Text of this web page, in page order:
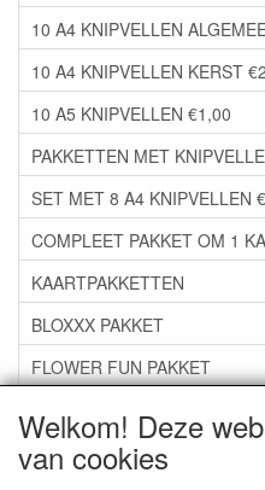
Welkom! Deze
van cookies
10 A4 KNIPVELLEN
10 A4 KNIPVELLEN KERST
10 A5 KNIPVELLEN €1,00
PAKKETTEN MET
SET MET 8 A4 KNIPVELLEN
COMPLEET PAKKET OM 1
KAARTPAKKETTEN
BLOXXX PAKKET
FLOWER FUN PAKKET
***GROEP 06*** TAPE/LIJM
***GROEP 07*** KAARTEN